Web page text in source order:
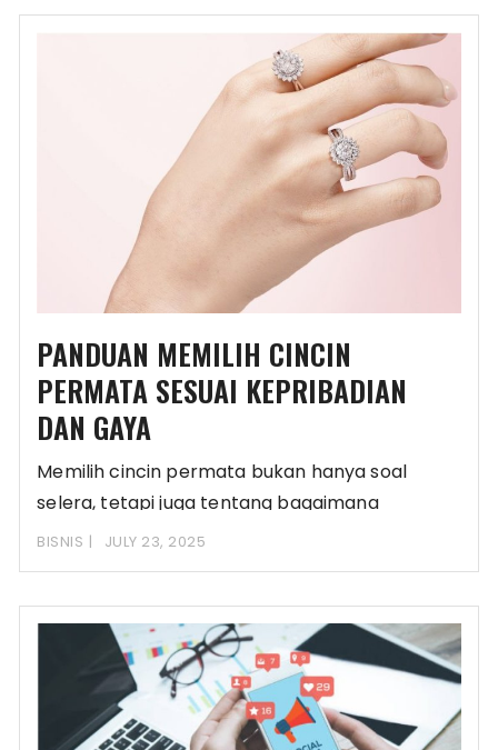
PANDUAN MEMILIH CINCIN
PERMATA SESUAI KEPRIBADIAN
DAN GAYA
Memilih cincin permata bukan hanya soal
selera, tetapi juga tentang bagaimana
perhiasan tersebut mencerminkan kepribadian
BISNIS JULY 23, 2025